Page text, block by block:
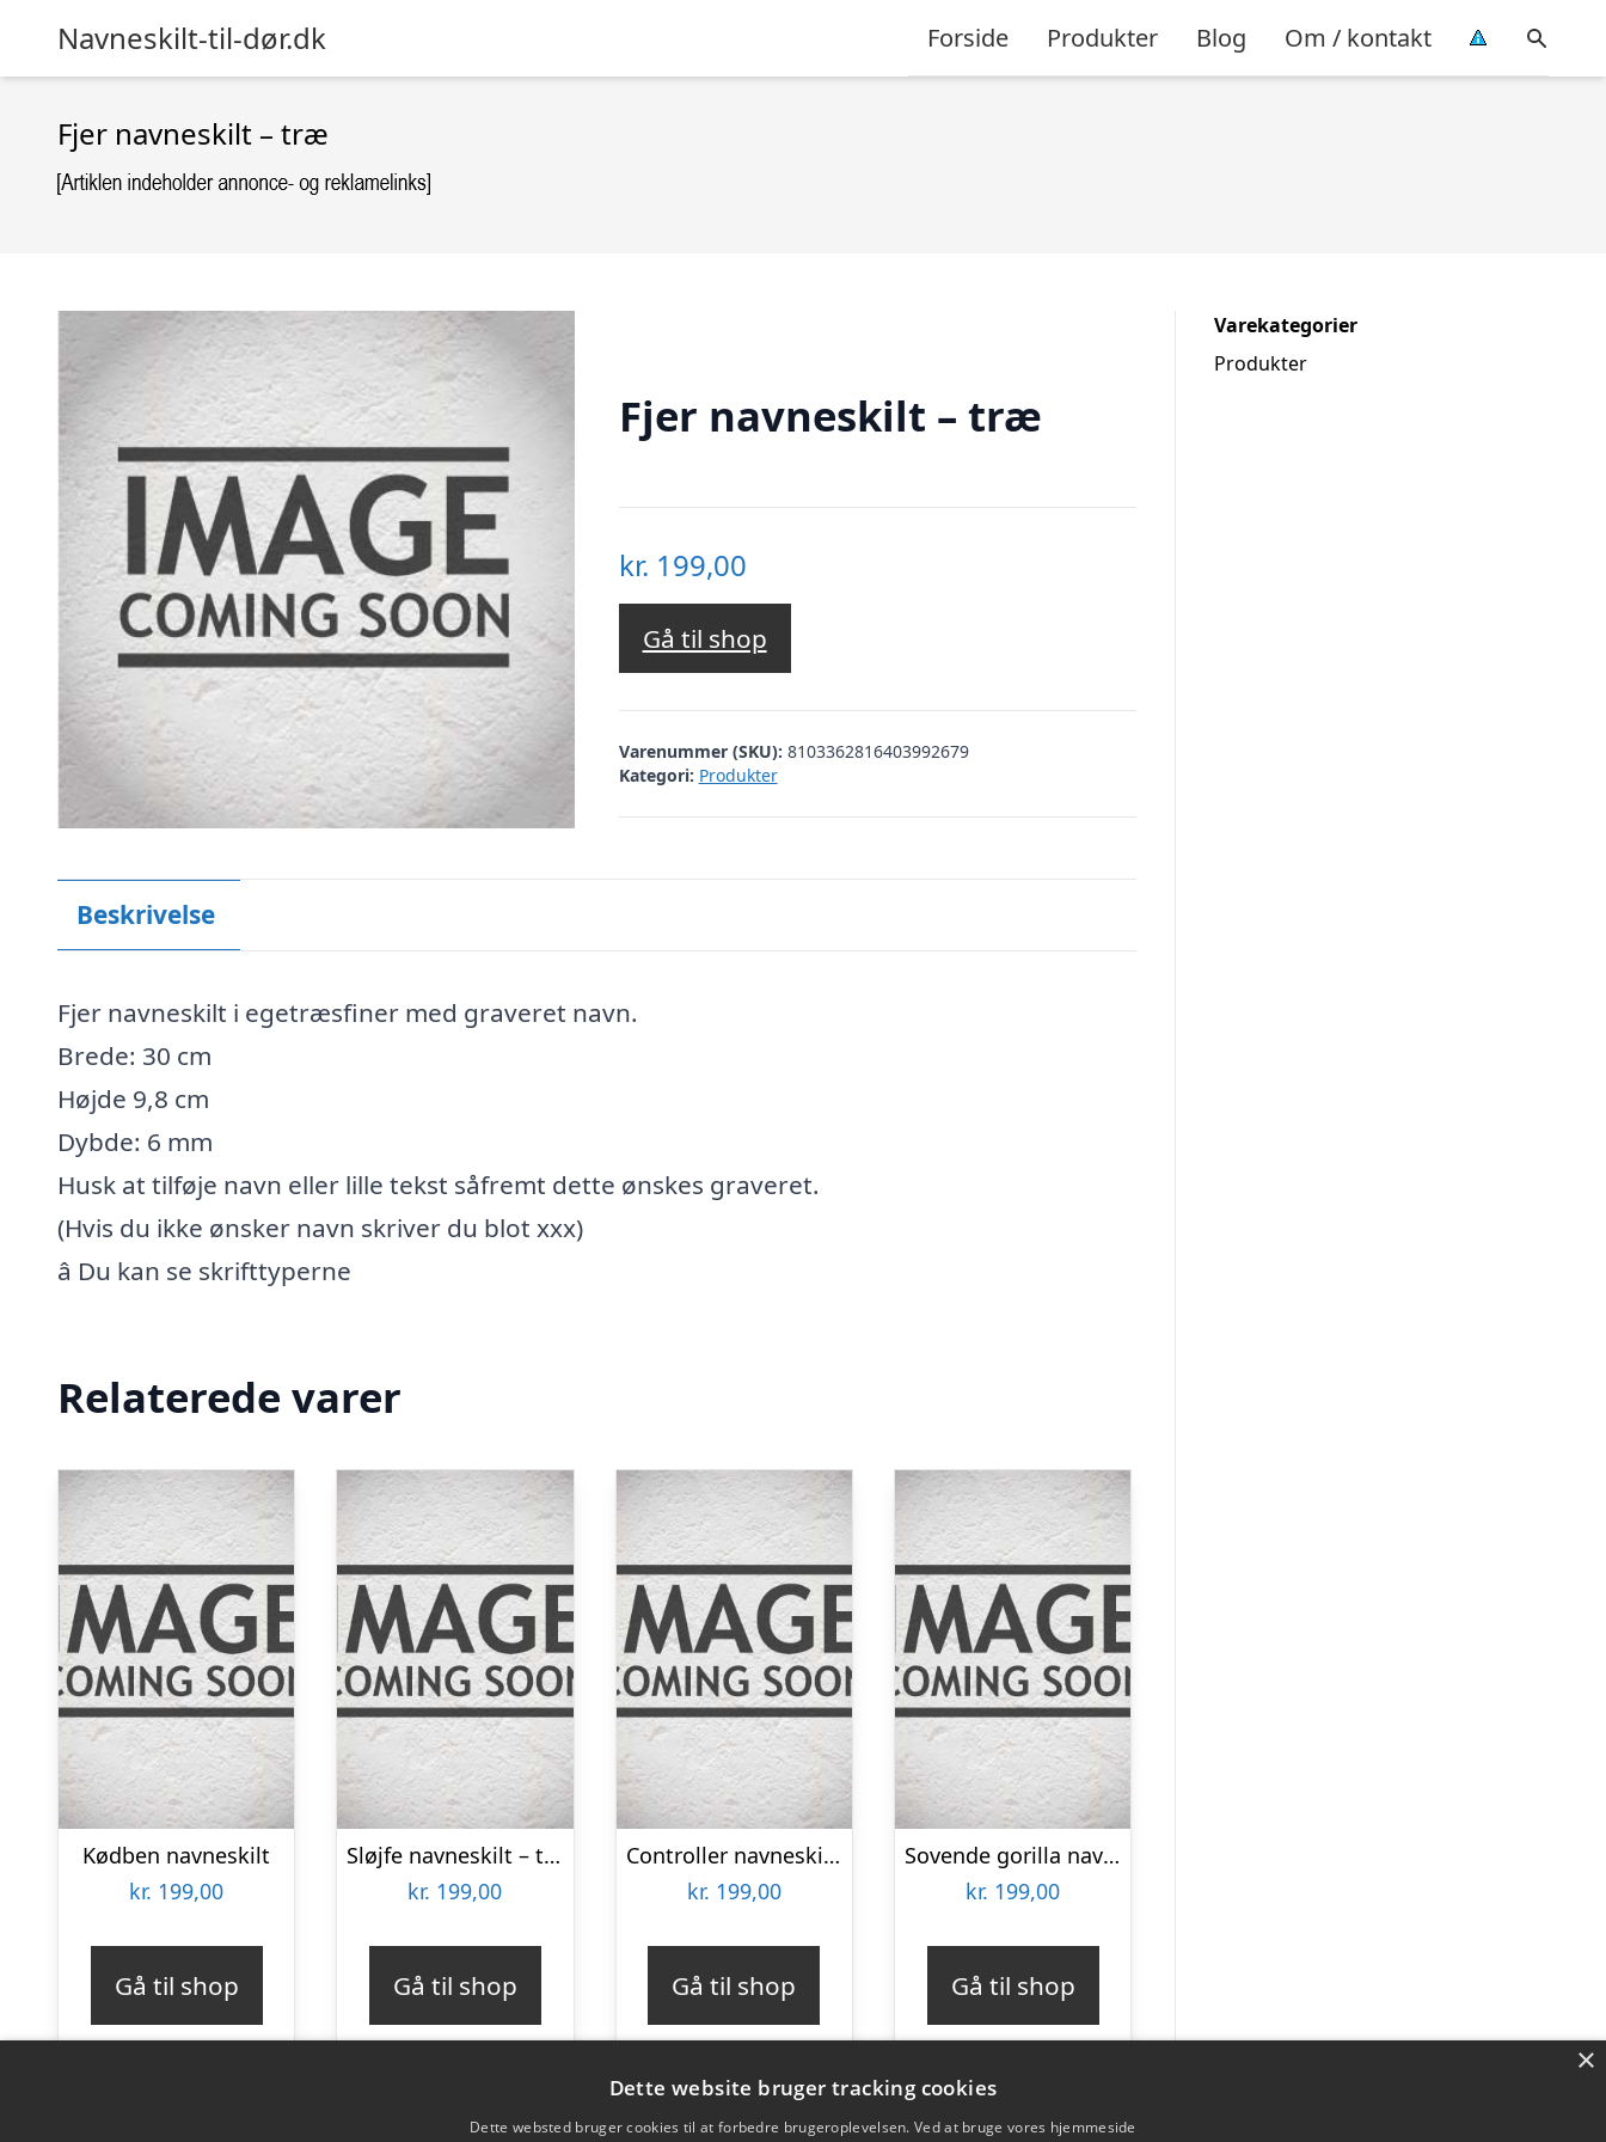
Navneskilt-til-dør.dk Forside Produkter Blog Om / kontakt
Fjer navneskilt – træ
Fjer navneskilt – træ
kr. 199,00
Gå til shop
Varenummer (SKU): 8103362816403992679
Kategori: Produkter
Beskrivelse
Fjer navneskilt i egetræsfiner med graveret navn.
Brede: 30 cm
Højde 9,8 cm
Dybde: 6 mm
Husk at tilføje navn eller lille tekst såfremt dette ønskes graveret.
(Hvis du ikke ønsker navn skriver du blot xxx)
â Du kan se skrifttyperne
Relaterede varer
Kødben navneskilt
kr. 199,00
Gå til shop
Sløjfe navneskilt – træ
kr. 199,00
Gå til shop
Controller navneskilt – træ
kr. 199,00
Gå til shop
Sovende gorilla navneskilt – træ
kr. 199,00
Gå til shop
Varekategorier
Produkter
×
Dette website bruger tracking cookies
Dette websted bruger cookies til at forbedre brugeroplevelsen. Ved at bruge vores hjemmeside